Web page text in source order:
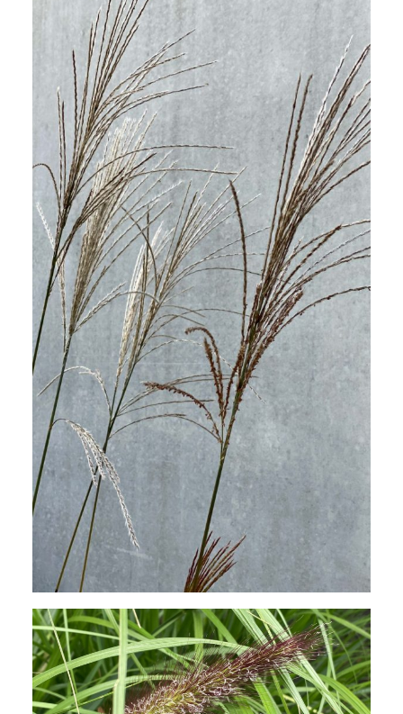
Miscanthus sinensis 'Silberfeder'
Aparte Blütenwalzen des dunklen
Lampenputzergrases, Pennisetum